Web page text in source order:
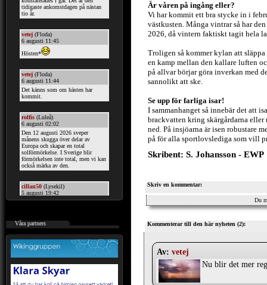
Våra partners
Är våren på ingång eller?
Vi har kommit ett bra stycke in i
västkusten. Många vintrar så har
2026, då vintern faktiskt tagit hela
Troligen så kommer kylan att
en kamp mellan den kallare luften
på allvar börjar göra inverkan med
sannolikt att ske.
Se upp för farliga isar!
I sammanhanget så innebär det att
brackvatten kring skärgårdarna
ned. På insjöarna är isen robustare
på för alla sportlovslediga som vill
Skribent: S. Johansson - EWP
Skriv en kommentar:
Du
Kommenterar till den här nyheten (2):
Av: vetej
Nu blir det mer